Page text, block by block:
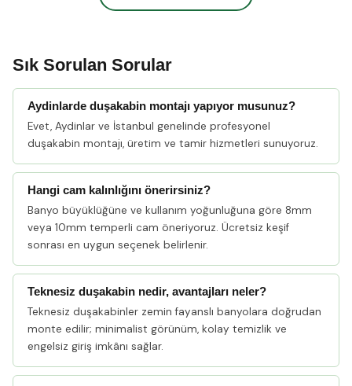
Sık Sorulan Sorular
Aydinlarde duşakabin montajı yapıyor musunuz?
Evet, Aydinlar ve İstanbul genelinde profesyonel
duşakabin montajı, üretim ve tamir hizmetleri sunuyoruz.
Hangi cam kalınlığını önerirsiniz?
Banyo büyüklüğüne ve kullanım yoğunluğuna göre 8mm
veya 10mm temperli cam öneriyoruz. Ücretsiz keşif
sonrası en uygun seçenek belirlenir.
Teknesiz duşakabin nedir, avantajları neler?
Teknesiz duşakabinler zemin fayanslı banyolara doğrudan
monte edilir; minimalist görünüm, kolay temizlik ve
engelsiz giriş imkânı sağlar.